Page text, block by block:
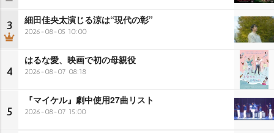
3 細田佳央太演じる涼は“現代の彰”
2026-08-05 10:00
4
はるな愛、映画で初の母親役
2026-08-07 08:18
5
『マイケル』劇中使用27曲リスト
2026-08-07 15:00